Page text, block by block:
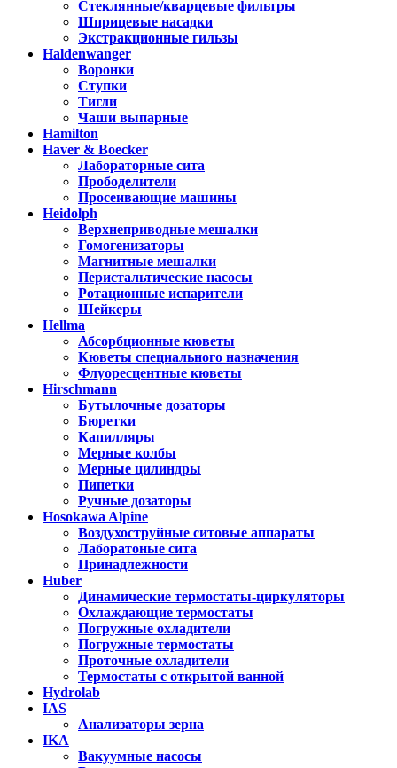
Стеклянные/кварцевые фильтры
Шприцевые насадки
Экстракционные гильзы
Haldenwanger
Воронки
Ступки
Тигли
Чаши выпарные
Hamilton
Haver & Boecker
Лабораторные сита
Прободелители
Просеивающие машины
Heidolph
Верхнеприводные мешалки
Гомогенизаторы
Магнитные мешалки
Перистальтические насосы
Ротационные испарители
Шейкеры
Hellma
Абсорбционные кюветы
Кюветы специального назначения
Флуоресцентные кюветы
Hirschmann
Бутылочные дозаторы
Бюретки
Капилляры
Мерные колбы
Мерные цилиндры
Пипетки
Ручные дозаторы
Hosokawa Alpine
Воздухоструйные ситовые аппараты
Лаборатоные сита
Принадлежности
Huber
Динамические термостаты-циркуляторы
Охлаждающие термостаты
Погружные охладители
Погружные термостаты
Проточные охладители
Термостаты с открытой ванной
Hydrolab
IAS
Анализаторы зерна
IKA
Вакуумные насосы